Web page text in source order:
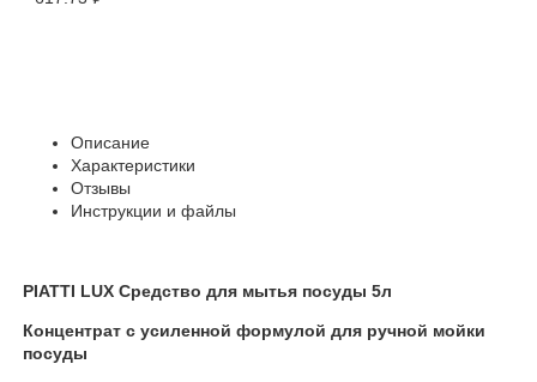
Описание
Характеристики
Отзывы
Инструкции и файлы
PIATTI LUX Средство для мытья посуды 5л
Концентрат с усиленной формулой для ручной мойки
посуды